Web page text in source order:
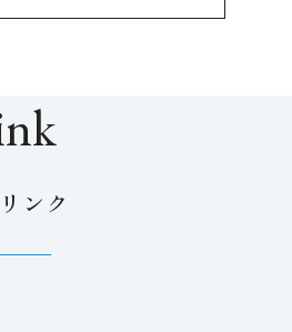
ンク